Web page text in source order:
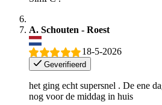
A. Schouten - Roest
18-5-2026
Geverifieerd
het ging echt supersnel . De ene
nog voor de middag in huis